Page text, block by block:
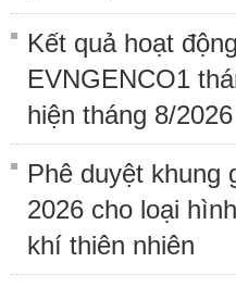
Kết quả hoạt
EVNGENCO1
hiện tháng 8/2026
Phê duyệt khung
2026 cho loại
khí thiên nhiên